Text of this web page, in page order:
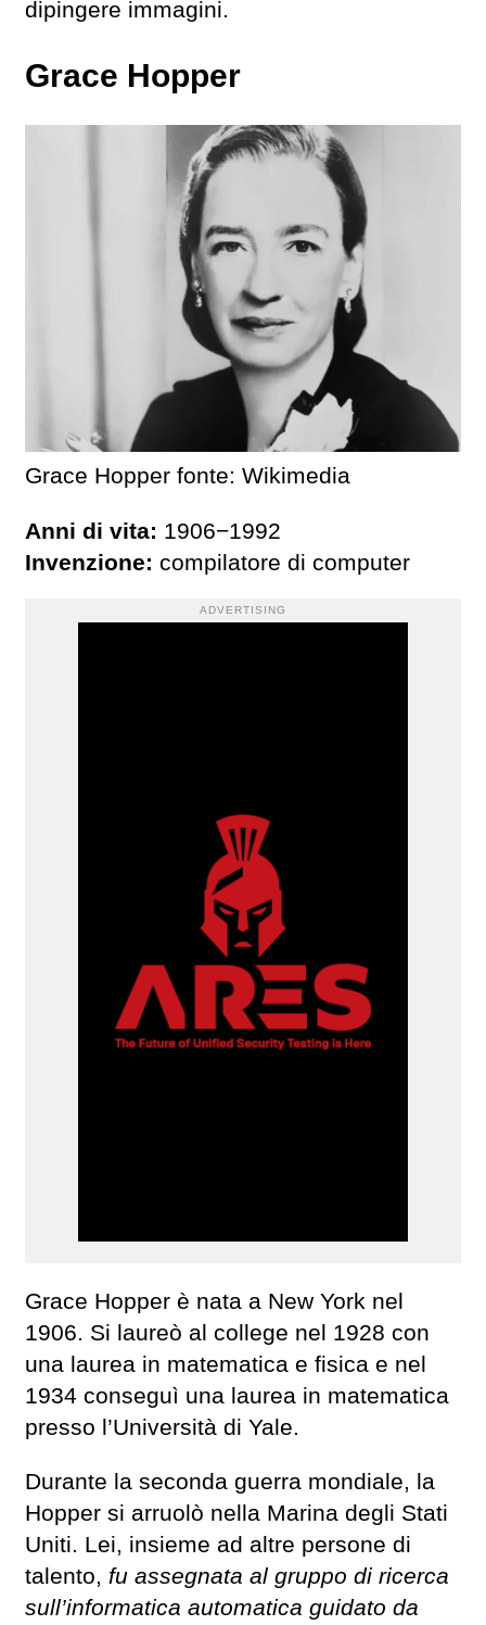
dipingere immagini.
Grace Hopper
Grace Hopper fonte: Wikimedia
Anni di vita: 1906−1992
Invenzione: compilatore di computer
ADVERTISING
Grace Hopper è nata a New York nel
1906. Si laureò al college nel 1928 con
una laurea in matematica e fisica e nel
1934 conseguì una laurea in matematica
presso l’Università di Yale.
Durante la seconda guerra mondiale, la
Hopper si arruolò nella Marina degli Stati
Uniti. Lei, insieme ad altre persone di
talento, fu assegnata al gruppo di ricerca
sull’informatica automatica guidato da